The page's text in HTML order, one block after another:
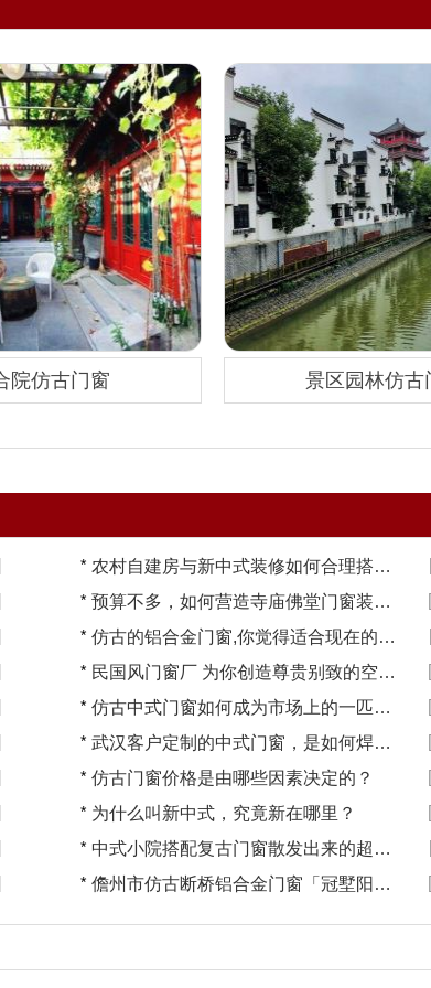
院仿古门窗 景区园林仿古
* 农村自建房与新中式装修如何合理搭配【冠墅阳光】
* 预算不多，如何营造寺庙佛堂门窗装修【冠墅阳光】
* 仿古的铝合金门窗,你觉得适合现在的装修吗?【冠墅阳光】
* 民国风门窗厂 为你创造尊贵别致的空间【冠墅阳光】
* 仿古中式门窗如何成为市场上的一匹黑马【冠墅阳光】
* 武汉客户定制的中式门窗，是如何焊接的呢？
* 仿古门窗价格是由哪些因素决定的？
* 为什么叫新中式，究竟新在哪里？
* 中式小院搭配复古门窗散发出来的超凡气质 「冠墅阳光」
* 儋州市仿古断桥铝合金门窗「冠墅阳光」